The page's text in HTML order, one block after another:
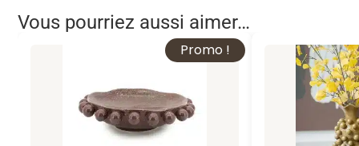
Vous pourriez aussi aimer…
Promo !